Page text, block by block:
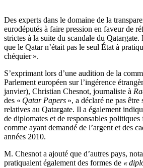
Des experts dans le domaine de la
eurodéputés à faire pression en faveur de
strictes à la suite du scandale du
que le Qatar n’était pas le seul État à
chéquier ».
S’exprimant lors d’une audition de la
Parlement européen sur l’ingérence
janvier), Christian Chesnot, journaliste à
des « Qatar Papers », a déclaré ne pas
relatives au Qatargate. Il a également
de diplomates et de responsables
comme ayant demandé de l’argent et des
années 2010.
M. Chesnot a ajouté que d’autres pays,
pratiquaient également des formes de «